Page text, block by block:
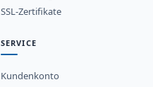
SSL-Zertifikate
SERVICE
Kundenkonto